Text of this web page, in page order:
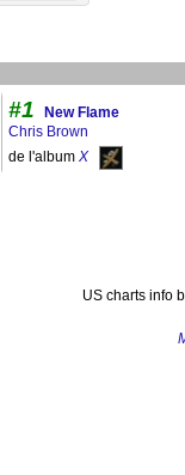
#1
New Flame
Chris Brown
de l'album X
US charts info